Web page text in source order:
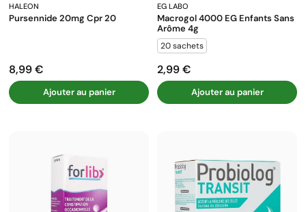
HALEON
Pursennide 20mg Cpr 20
Prix
8,99 €
Ajouter au panier
EG LABO
Macrogol 4000 EG Enfants Sans
Arôme 4g
20 sachets
Prix
2,99 €
Ajouter au panier